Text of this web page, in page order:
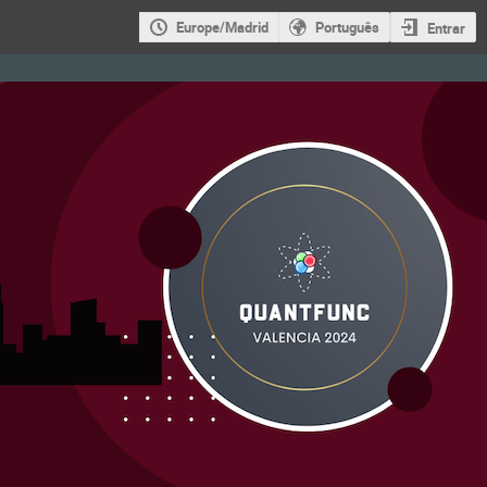
Europe/Madrid Português Entrar